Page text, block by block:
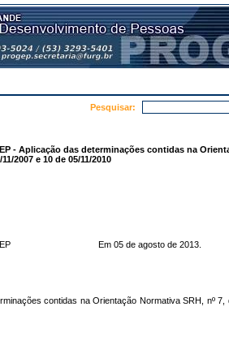
Pesquisar:
- Aplicação das determinações contidas na
2007 e 10 de 05/11/2010
PROGEP Em 05 de agosto de 2013.
contidas na Orientação Normativa SRH, nº 7,